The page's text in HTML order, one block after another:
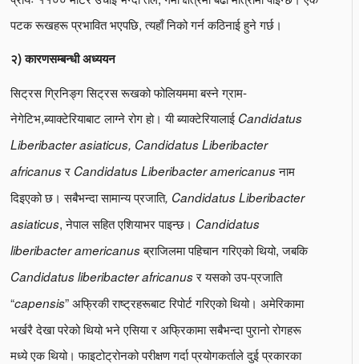
पटक रूखहरू प्रभावित भएपछि, त्यहाँ निको गर्न कठिनाई हुने गर्छ।
२) कारणसम्बन्धी अध्ययन
सिट्रस ग्रिनिङ्ग सिट्रस रूखको फोलियममा बस्ने ग्राम-
नेगेटिभ,ब्याक्टेरियाबाट लाग्ने रोग हो। यी ब्याक्टेरियालाई Candidatus
Liberibacter asiaticus, Candidatus Liberibacter
africanusर Candidatus Liberibacter americanusनाम
दिइएको छ। सबैभन्दा सामान्य प्रजाति, CandidatusLiberibacter
asiaticus, नेपाल सहित एशियाभर पाइन्छ। Candidatus
liberibacter americanusब्राजिलमा पहिचान गरिएको थियो, जबकि
Candidatus liberibacter africanusर यसको उप-प्रजाति
“capensis” अफ्रिकी राष्ट्रहरूबाट रिपोर्ट गरिएको थियो। अमेरिकामा
भर्खरै देखा परेको थियो भने एसिया र अफ्रिकामा सबैभन्दा पुरानो रोगहरू
मध्ये एक थियो। फाइटोट्रोनको परीक्षण गर्दा प्रयोगकर्ताले दुई प्रकारका